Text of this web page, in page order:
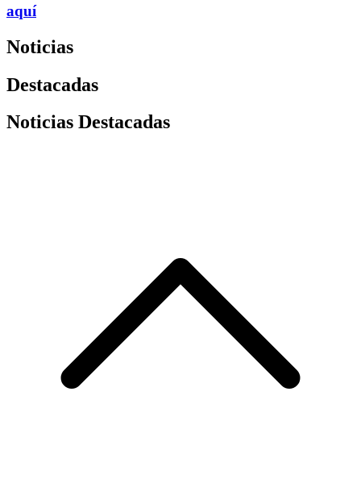
aquí
Noticias
Destacadas
Noticias Destacadas